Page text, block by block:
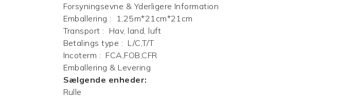
Forsyningsevne & Yderligere Information
Emballering :
1,25m*21cm*21cm
Transport : Hav, land, luft
Betalings type : L/C,T/T
Incoterm : FCA,FOB,CFR
Emballering & Levering
Sælgende enheder:
Rulle